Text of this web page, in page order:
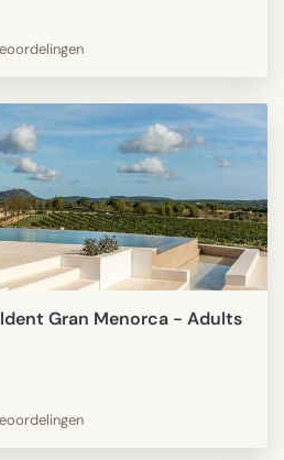
Gran Menorca - Adults